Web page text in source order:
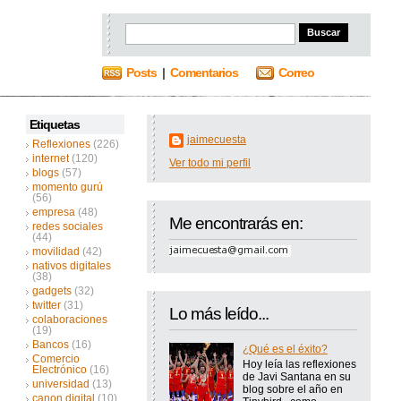
Posts| Comentarios Correo
Etiquetas
Reflexiones (226)
internet (120)
blogs (57)
momento gurú
(56)
empresa (48)
redes sociales
(44)
movilidad (42)
nativos digitales
(38)
gadgets (32)
twitter (31)
colaboraciones
(19)
Bancos (16)
Comercio
Electrónico (16)
universidad (13)
canon digital (10)
jaimecuesta
Ver todo mi perfil
Me encontrarás en:
Lo más leído...
¿Qué es el éxito?
Hoy leía las reflexiones
de Javi Santana en su
blog sobre el año en